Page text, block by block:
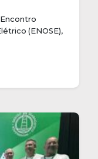
(ENOSE),